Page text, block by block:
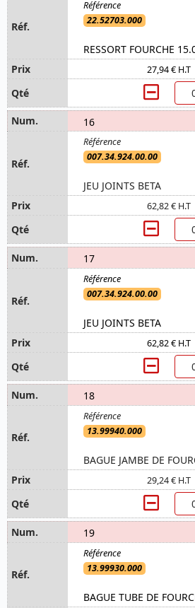
22.52703.000
RESSORT FOURCHE
27,94 € H.T
16
007.34.924.00.00
JEU JOINTS BETA
62,82 € H.T
17
007.34.924.00.00
JEU JOINTS BETA
62,82 € H.T
18
13.99940.000
BAGUE JAMBE DE
29,24 € H.T
19
13.99930.000
BAGUE TUBE DE